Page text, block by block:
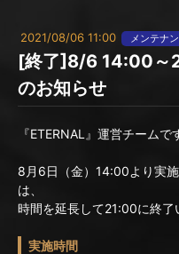
2021/08/06 11:00 メンテナ
[終了]8/6 14:00～
のお知らせ
『ETERNAL』運営チームで
8月6日（金）14:00より実
は、
時間を延長して21:00に終了
実施時間